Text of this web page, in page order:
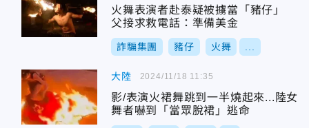
火舞表演者赴泰疑被擄當「豬仔」
父接求救電話：準備美金
詐騙集團 豬仔 火舞
大陸
影/表演火裙舞跳到一半燒起來...陸女
舞者嚇到「當眾脫裙」逃命
2024/11/18 11:35